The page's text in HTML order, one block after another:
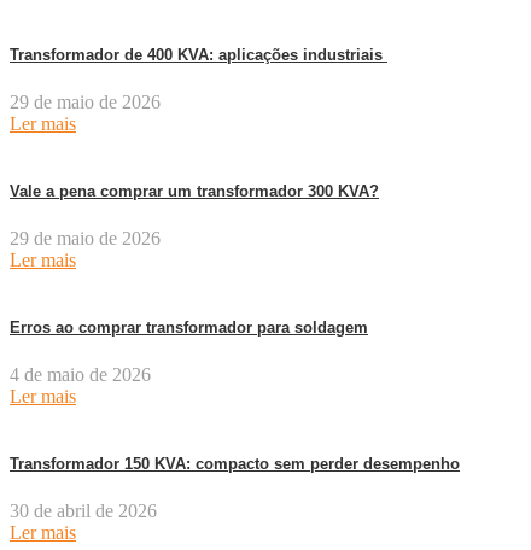
Transformador de 400 KVA: aplicações industriais
29 de maio de 2026
Ler mais
Vale a pena comprar um transformador 300 KVA?
29 de maio de 2026
Ler mais
Erros ao comprar transformador para soldagem
4 de maio de 2026
Ler mais
Transformador 150 KVA: compacto sem perder desempenho
30 de abril de 2026
Ler mais